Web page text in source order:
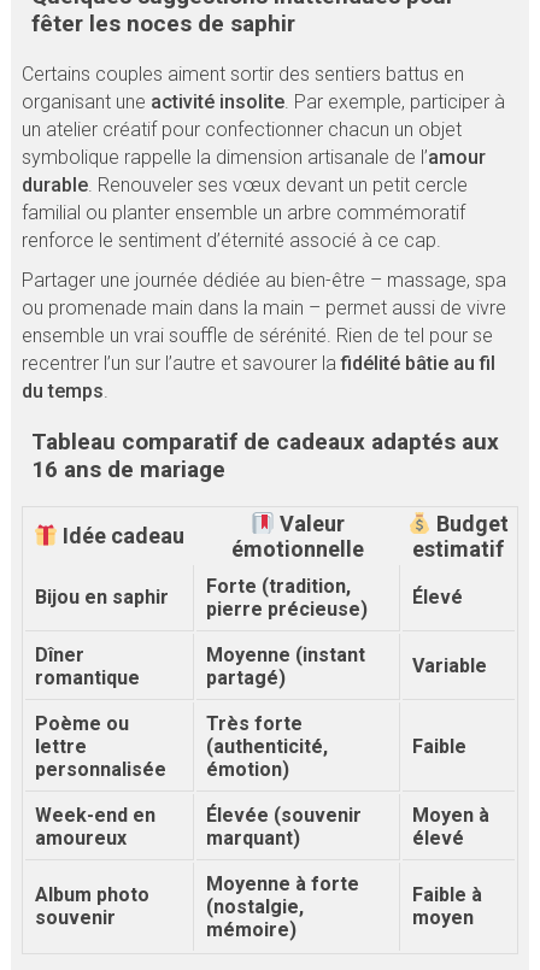
fêter les noces de saphir
Certains couples aiment sortir des sentiers battus en
organisant une activité insolite. Par exemple, participer à
un atelier créatif pour confectionner chacun un objet
symbolique rappelle la dimension artisanale de l’amour
durable. Renouveler ses vœux devant un petit cercle
familial ou planter ensemble un arbre commémoratif
renforce le sentiment d’éternité associé à ce cap.
Partager une journée dédiée au bien-être – massage, spa
ou promenade main dans la main – permet aussi de vivre
ensemble un vrai souffle de sérénité. Rien de tel pour se
recentrer l’un sur l’autre et savourer lafidélité bâtie au fil
du temps.
Tableau comparatif de cadeaux adaptés aux
16 ans de mariage
Idée cadeau
Valeur
émotionnelle
Budget
estimatif
Bijou en saphir
Forte (tradition,
pierre précieuse)
Élevé
Dîner
romantique
Moyenne (instant
partagé)
Variable
Poème ou
lettre
personnalisée
Très forte
(authenticité,
émotion)
Faible
Week-end en
amoureux
Élevée (souvenir
marquant)
Moyen à
élevé
Album photo
souvenir
Moyenne à forte
(nostalgie,
mémoire)
Faible à
moyen